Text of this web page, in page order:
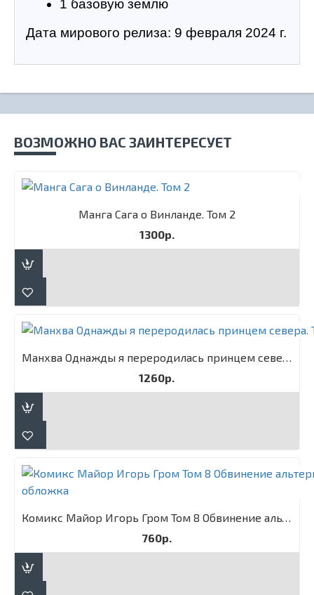
1 базовую землю
Дата мирового релиза: 9 февраля 2024 г.
ВОЗМОЖНО ВАС ЗАИНТЕРЕСУЕТ
Манга Сага о Винланде. Том 2
1300р.
Манхва Однажды я переродилась принцем севера. Том 1
1260р.
Комикс Майор Игорь Гром Том 8 Обвинение альтернативная обложка
760р.